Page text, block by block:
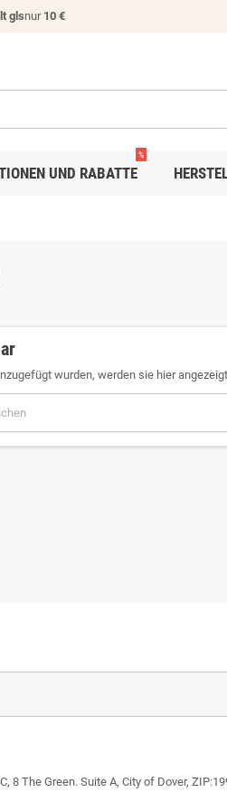
glsnur10 €
UND RABATTE
%
wurden, werden sie hier
8 The Green. Suite A, City of Dover,